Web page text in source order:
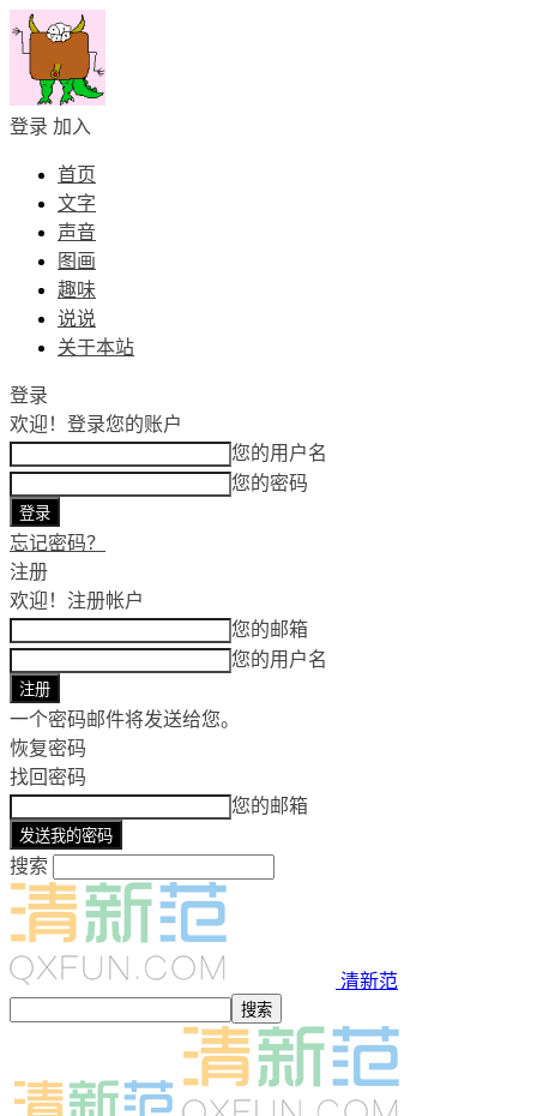
登录 加入
首页
文字
声音
图画
趣味
说说
关于本站
登录
欢迎！ 登录您的账户
您的用户名
您的密码
忘记密码？
注册
欢迎！ 注册帐户
您的邮箱
您的用户名
一个密码邮件将发送给您。
恢复密码
找回密码
您的邮箱
搜索
清新范